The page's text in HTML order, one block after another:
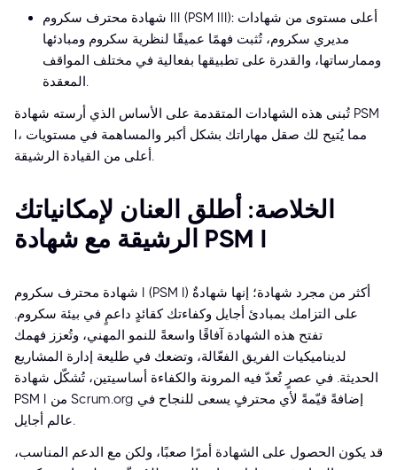
شهادة محترف سكروم III (PSM III): أعلى مستوى من شهادات
مديري سكروم، تُثبت فهمًا عميقًا لنظرية سكروم ومبادئها
وممارساتها، والقدرة على تطبيقها بفعالية في مختلف المواقف
المعقدة.
تُبنى هذه الشهادات المتقدمة على الأساس الذي أرسته شهادة PSM
I، مما يُتيح لك صقل مهاراتك بشكل أكبر والمساهمة في مستويات
أعلى من القيادة الرشيقة.
الخلاصة: أطلق العنان لإمكانياتك
الرشيقة مع شهادة PSM I
شهادة محترف سكروم I (PSM I) أكثر من مجرد شهادة؛ إنها شهادةٌ
على التزامك بمبادئ أجايل وكفاءتك كقائدٍ داعمٍ في بيئة سكروم.
تفتح هذه الشهادة آفاقًا واسعةً للنمو المهني، وتُعزز فهمك
لديناميكيات الفريق الفعّالة، وتضعك في طليعة إدارة المشاريع
الحديثة. في عصرٍ تُعدّ فيه المرونة والكفاءة أساسيتين، تُشكّل شهادة
PSM I من Scrum.org إضافةً قيّمةً لأي محترفٍ يسعى للنجاح في
عالم أجايل.
قد يكون الحصول على الشهادة أمرًا صعبًا، ولكن مع الدعم المناسب،